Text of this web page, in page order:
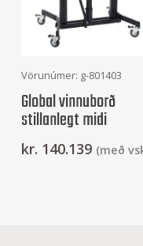
Setja Í Körfu
Vörunúmer: g-801403
Global vinnuborð
stillanlegt midi
kr. 140.139 (með